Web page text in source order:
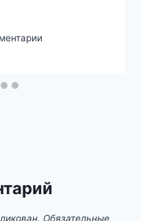
Обязательные